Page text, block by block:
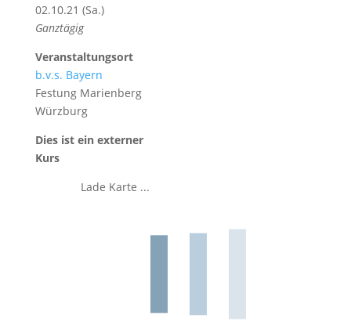
02.10.21 (Sa.)
Ganztägig
Veranstaltungsort
b.v.s. Bayern
Festung Marienberg
Würzburg
Dies ist ein externer
Kurs
Lade Karte ...